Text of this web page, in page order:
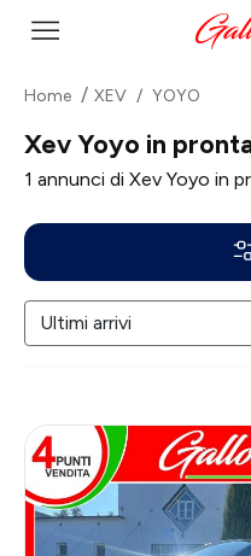
Home XEV YOYO
Xev Yoyo in
1 annunci di Xev Yoyo in